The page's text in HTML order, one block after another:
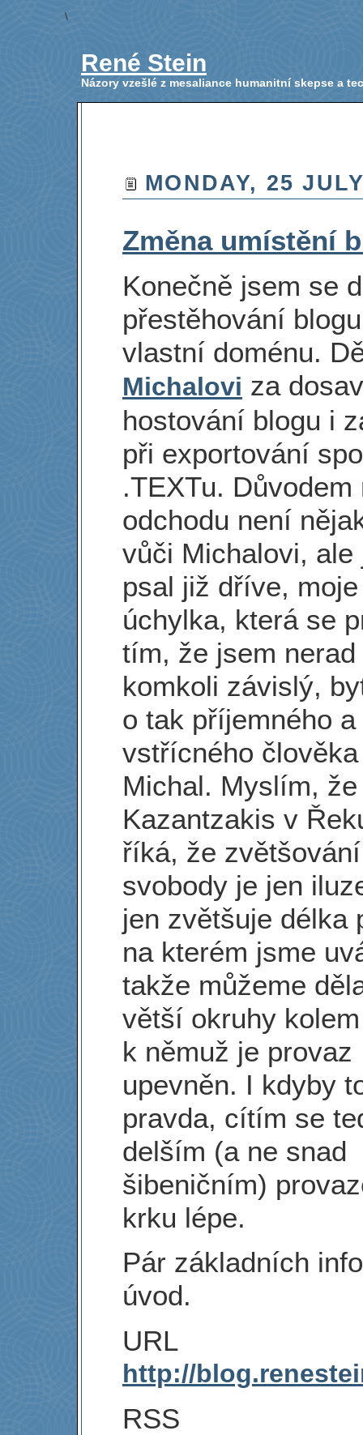
\
René Stein
Názory vzešlé z mesaliance humanitní skepse a
MONDAY, 25
Změna umístění
Konečně jsem se
přestěhování
vlastní doménu.
Michalovi za
hostování blogu i
při exportování
.TEXTu. Důvodem
odchodu není
vůči Michalovi, ale
psal již dříve,
úchylka, která se
tím, že jsem nerad
komkoli závislý,
o tak příjemného a
vstřícného
Michal. Myslím,
Kazantzakis v
říká, že
svobody je jen
jen zvětšuje délka
na kterém jsme
takže můžeme
větší okruhy
k němuž je provaz
upevněn. I kdyby
pravda, cítím se
delším (a ne snad
šibeničním)
krku lépe.
Pár základních
úvod.
URL
http://
RSS